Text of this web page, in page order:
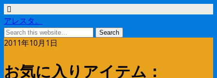
アレスタ。
2011年10月1日
お気に入りアイテム：